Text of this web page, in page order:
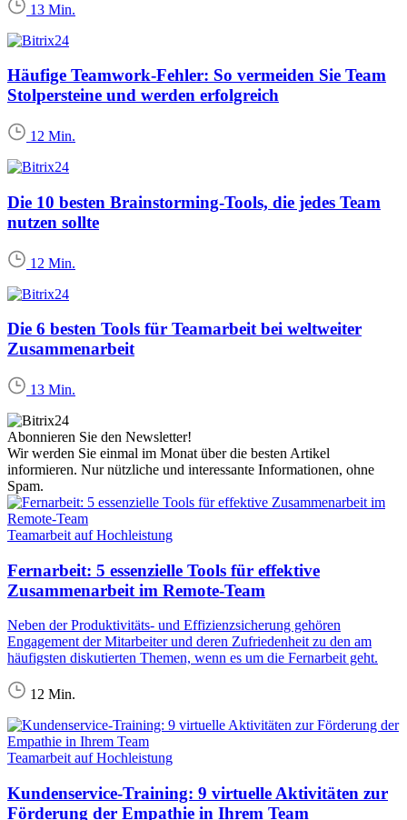
13 Min.
Häufige Teamwork-Fehler: So vermeiden Sie Team
Stolpersteine und werden erfolgreich
12 Min.
Die 10 besten Brainstorming-Tools, die jedes Team
nutzen sollte
12 Min.
Die 6 besten Tools für Teamarbeit bei weltweiter
Zusammenarbeit
13 Min.
Abonnieren Sie den Newsletter!
Wir werden Sie einmal im Monat über die besten Artikel
informieren. Nur nützliche und interessante Informationen, ohne
Spam.
Teamarbeit auf Hochleistung
Fernarbeit: 5 essenzielle Tools für effektive
Zusammenarbeit im Remote-Team
Neben der Produktivitäts- und Effizienzsicherung gehören
Engagement der Mitarbeiter und deren Zufriedenheit zu den am
häufigsten diskutierten Themen, wenn es um die Fernarbeit geht.
12 Min.
Teamarbeit auf Hochleistung
Kundenservice-Training: 9 virtuelle Aktivitäten zur
Förderung der Empathie in Ihrem Team